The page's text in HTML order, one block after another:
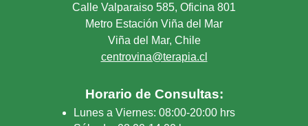
Calle Valparaiso 585, Oficina 801
Metro Estación Viña del Mar
Viña del Mar, Chile
centrovina@terapia.cl
Horario de Consultas:
Lunes a Viernes: 08:00-20:00 hrs